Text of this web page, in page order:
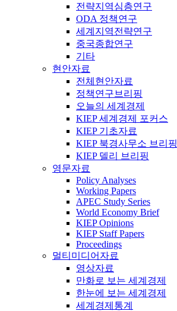
전략지역심층연구
ODA 정책연구
세계지역전략연구
중국종합연구
기타
현안자료
전체현안자료
정책연구브리핑
오늘의 세계경제
KIEP 세계경제 포커스
KIEP 기초자료
KIEP 북경사무소 브리핑
KIEP 델리 브리핑
영문자료
Policy Analyses
Working Papers
APEC Study Series
World Economy Brief
KIEP Opinions
KIEP Staff Papers
Proceedings
멀티미디어자료
영상자료
만화로 보는 세계경제
한눈에 보는 세계경제
세계경제통계